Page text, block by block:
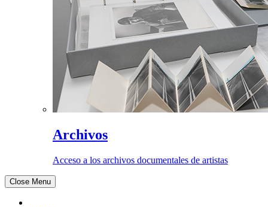
Archivos
Acceso a los archivos documentales de artistas
Close Menu